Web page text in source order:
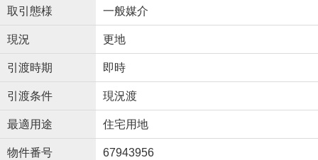
取引態様 一般媒介
現況 更地
引渡時期 即時
引渡条件 現況渡
最適用途 住宅用地
物件番号 67943956